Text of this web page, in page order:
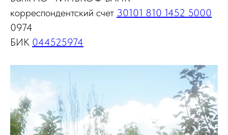
корреспондентский счет 30101 810 1452 5000
0974
БИК 044525974